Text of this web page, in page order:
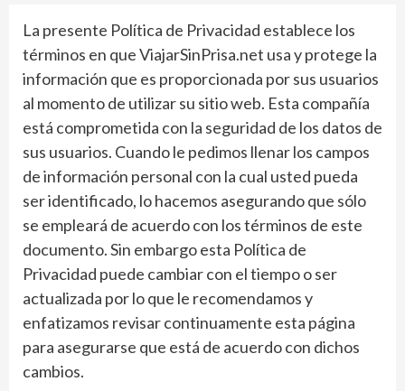
La presente Política de Privacidad establece los
términos en que ViajarSinPrisa.net usa y protege la
información que es proporcionada por sus usuarios
al momento de utilizar su sitio web. Esta compañía
está comprometida con la seguridad de los datos de
sus usuarios. Cuando le pedimos llenar los campos
de información personal con la cual usted pueda
ser identificado, lo hacemos asegurando que sólo
se empleará de acuerdo con los términos de este
documento. Sin embargo esta Política de
Privacidad puede cambiar con el tiempo o ser
actualizada por lo que le recomendamos y
enfatizamos revisar continuamente esta página
para asegurarse que está de acuerdo con dichos
cambios.